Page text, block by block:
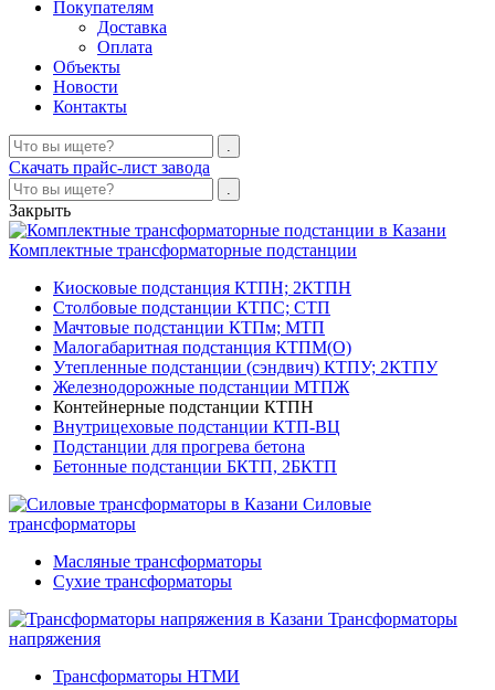
Покупателям
Доставка
Оплата
Объекты
Новости
Контакты
Скачать прайс-лист завода
Закрыть
Комплектные трансформаторные подстанции
Киосковые подстанция КТПН; 2КТПН
Столбовые подстанции КТПС; СТП
Мачтовые подстанции КТПм; МТП
Малогабаритная подстанция КТПМ(О)
Утепленные подстанции (сэндвич) КТПУ; 2КТПУ
Железнодорожные подстанции МТПЖ
Контейнерные подстанции КТПН
Внутрицеховые подстанции КТП-ВЦ
Подстанции для прогрева бетона
Бетонные подстанции БКТП, 2БКТП
Силовые
трансформаторы
Масляные трансформаторы
Сухие трансформаторы
Трансформаторы
напряжения
Трансформаторы НТМИ